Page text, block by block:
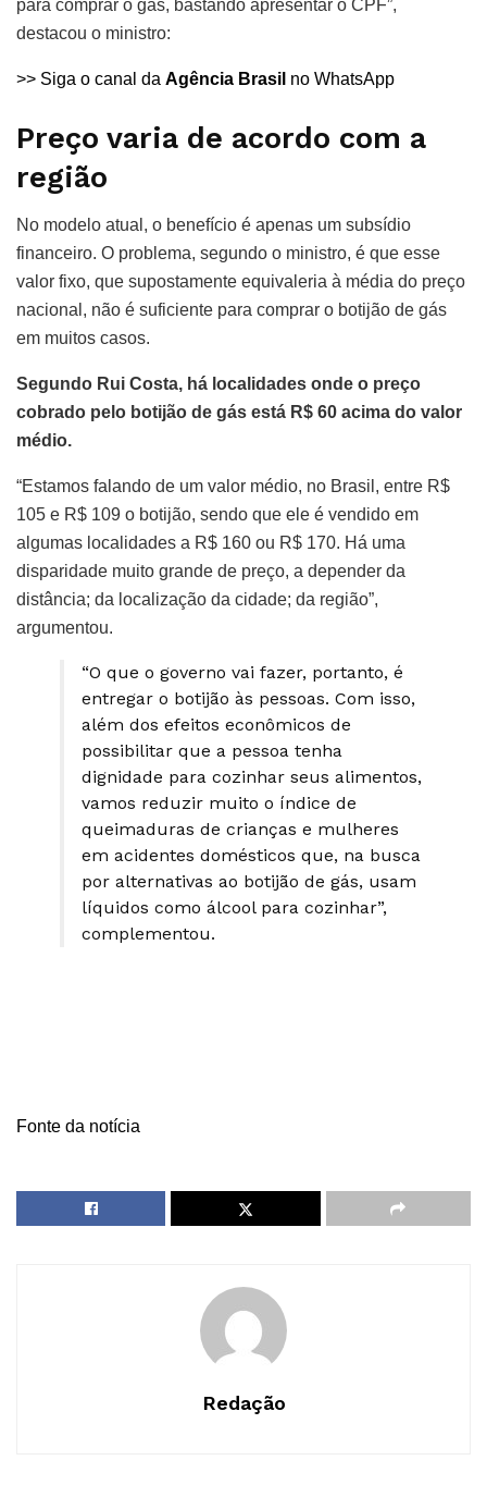
para comprar o gás, bastando apresentar o CPF”,
destacou o ministro:
>> Siga o canal da Agência Brasil no WhatsApp
Preço varia de acordo com a
região
No modelo atual, o benefício é apenas um subsídio
financeiro. O problema, segundo o ministro, é que esse
valor fixo, que supostamente equivaleria à média do preço
nacional, não é suficiente para comprar o botijão de gás
em muitos casos.
Segundo Rui Costa, há localidades onde o preço
cobrado pelo botijão de gás está R$ 60 acima do valor
médio.
“Estamos falando de um valor médio, no Brasil, entre R$
105 e R$ 109 o botijão, sendo que ele é vendido em
algumas localidades a R$ 160 ou R$ 170. Há uma
disparidade muito grande de preço, a depender da
distância; da localização da cidade; da região”,
argumentou.
“O que o governo vai fazer, portanto, é
entregar o botijão às pessoas. Com isso,
além dos efeitos econômicos de
possibilitar que a pessoa tenha
dignidade para cozinhar seus alimentos,
vamos reduzir muito o índice de
queimaduras de crianças e mulheres
em acidentes domésticos que, na busca
por alternativas ao botijão de gás, usam
líquidos como álcool para cozinhar”,
complementou.
Fonte da notícia
Redação